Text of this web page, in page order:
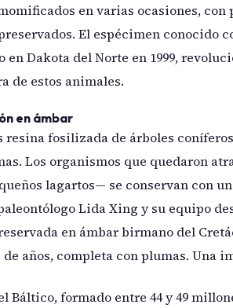
en varias ocasiones,
El espécimen conocido
en Dakota del Norte en 1999,
de estos animales.
en ámbar
resina fosilizada de árboles
Los organismos que quedaron
lagartos— se conservan con
paleontólogo Lida Xing y su equipo
en ámbar birmano del
de años, completa con plumas. Una
Báltico, formado entre 44 y 49